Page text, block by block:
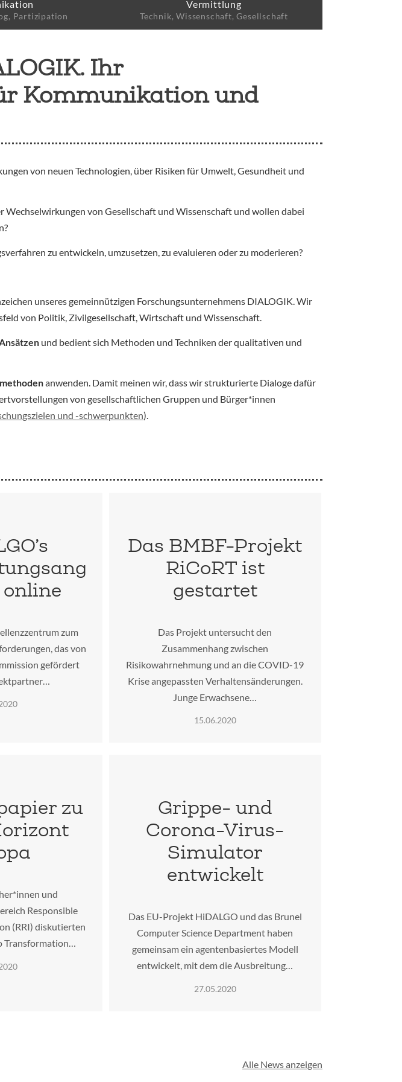
Partizipation
Vermittlung
Technik, Wissenschaft, Gesellschaft
Ihr
Kommunikation und
von neuen Technologien, über Risiken für Umwelt, Gesundheit und
von Gesellschaft und Wissenschaft und wollen dabei
zu entwickeln, umzusetzen, zu evaluieren oder zu moderieren?
unseres gemeinnützigen Forschungsunternehmens DIALOGIK. Wir
von Politik, Zivilgesellschaft, Wirtschaft und Wissenschaft.
und bedient sich Methoden und Techniken der qualitativen und
anwenden. Damit meinen wir, dass wir strukturierte Dialoge dafür
von gesellschaftlichen Gruppen und Bürger*innen
und -schwerpunkten).
zum
das von
gefördert
Das BMBF-Projekt
RiCoRT ist
gestartet
Das Projekt untersucht den
Zusammenhang zwischen
Risikowahrnehmung und an die COVID-19
Krise angepassten Verhaltensänderungen.
Junge Erwachsene…
15.06.2020
zu
und
Responsible
(RRI) diskutierten
Transformation…
Grippe- und
Corona-Virus-
Simulator
entwickelt
Das EU-Projekt HiDALGO und das Brunel
Computer Science Department haben
gemeinsam ein agentenbasiertes Modell
entwickelt, mit dem die Ausbreitung…
27.05.2020
Alle News anzeigen